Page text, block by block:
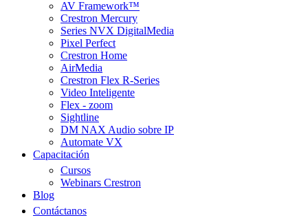
AV Framework™
Crestron Mercury
Series NVX DigitalMedia
Pixel Perfect
Crestron Home
AirMedia
Crestron Flex R-Series
Video Inteligente
Flex - zoom
Sightline
DM NAX Audio sobre IP
Automate VX
Capacitación
Cursos
Webinars Crestron
Blog
Contáctanos